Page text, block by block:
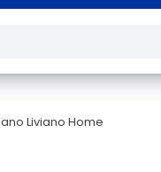
Liviano Home